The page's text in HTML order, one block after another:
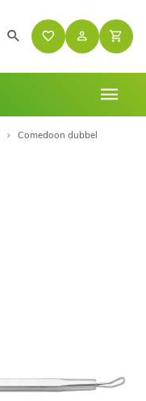
Comedoon dubbel